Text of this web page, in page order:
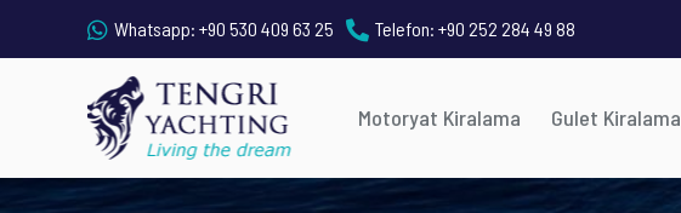
Whatsapp: +90 530 409 63 25 Telefon: +90 252 284 49 88
Motoryat Kiralama Gulet Kiralama